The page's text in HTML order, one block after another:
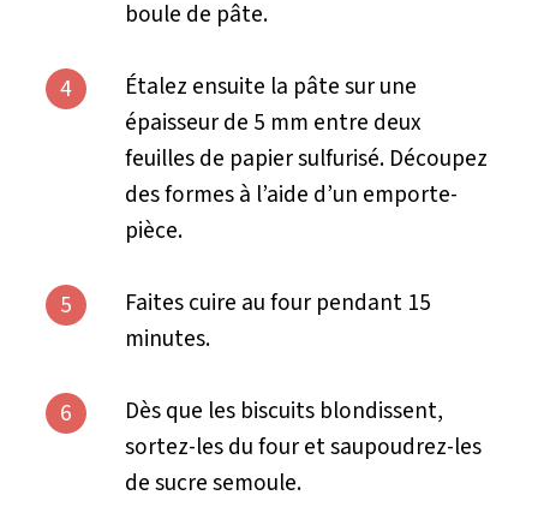
boule de pâte.
4
Étalez ensuite la pâte sur une
épaisseur de 5 mm entre deux
feuilles de papier sulfurisé. Découpez
des formes à l’aide d’un emporte-
pièce.
5
Faites cuire au four pendant 15
minutes.
6
Dès que les biscuits blondissent,
sortez-les du four et saupoudrez-les
de sucre semoule.